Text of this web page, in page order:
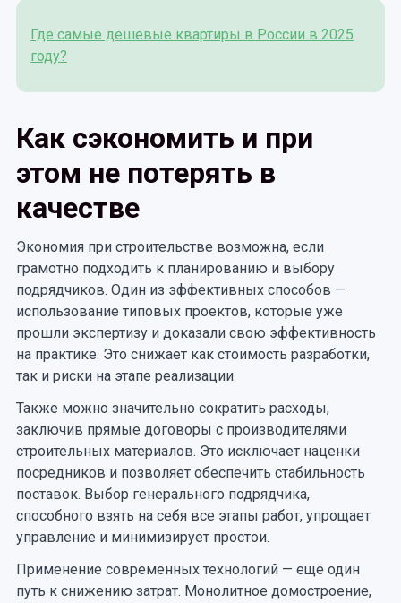
Где самые дешевые квартиры в России в 2025
году?
Как сэкономить и при
этом не потерять в
качестве
Экономия при строительстве возможна, если
грамотно подходить к планированию и выбору
подрядчиков. Один из эффективных способов —
использование типовых проектов, которые уже
прошли экспертизу и доказали свою эффективность
на практике. Это снижает как стоимость разработки,
так и риски на этапе реализации.
Также можно значительно сократить расходы,
заключив прямые договоры с производителями
строительных материалов. Это исключает наценки
посредников и позволяет обеспечить стабильность
поставок. Выбор генерального подрядчика,
способного взять на себя все этапы работ, упрощает
управление и минимизирует простои.
Применение современных технологий — ещё один
путь к снижению затрат. Монолитное домостроение,